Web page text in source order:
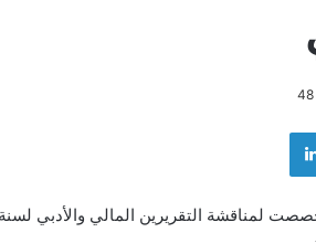
48
لينكدإن
لمناقشة التقريرين المالي والأدبي لسنة